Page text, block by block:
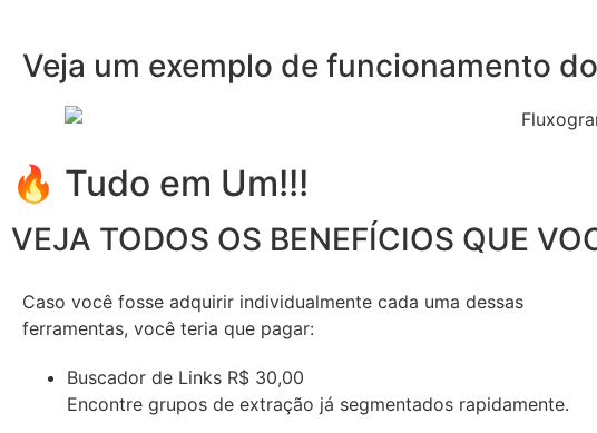
Veja um exemplo de funcionamento
🔥 Tudo em Um!!!
VEJA TODOS OS BENEFÍCIOS QUE
Caso você fosse adquirir individualmente cada uma dessas
ferramentas, você teria que pagar:
Buscador de Links R$ 30,00
Encontre grupos de extração já segmentados rapidamente.